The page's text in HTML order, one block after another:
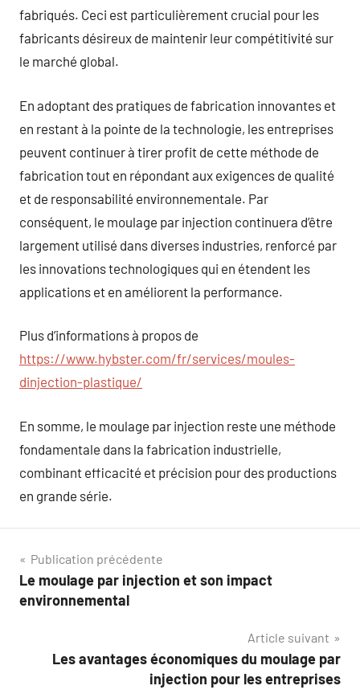
fabriqués. Ceci est particulièrement crucial pour les
fabricants désireux de maintenir leur compétitivité sur
le marché global.
En adoptant des pratiques de fabrication innovantes et
en restant à la pointe de la technologie, les entreprises
peuvent continuer à tirer profit de cette méthode de
fabrication tout en répondant aux exigences de qualité
et de responsabilité environnementale. Par
conséquent, le moulage par injection continuera d’être
largement utilisé dans diverses industries, renforcé par
les innovations technologiques qui en étendent les
applications et en améliorent la performance.
Plus d’informations à propos de
https://www.hybster.com/fr/services/moules-
dinjection-plastique/
En somme, le moulage par injection reste une méthode
fondamentale dans la fabrication industrielle,
combinant efficacité et précision pour des productions
en grande série.
Navigation
de
Publication précédente
Le moulage par injection et son impact
environnemental
Article suivant
Les avantages économiques du moulage par
injection pour les entreprises